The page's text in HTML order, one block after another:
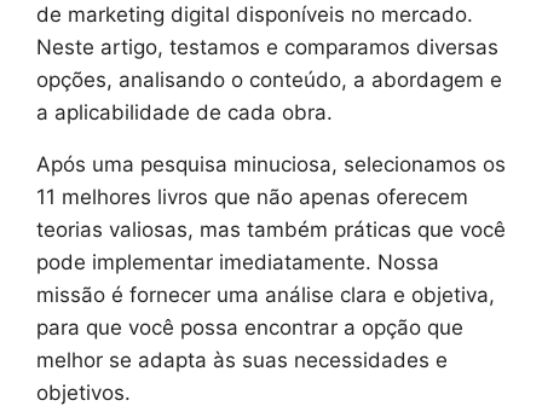
de marketing digital disponíveis no mercado.
Neste artigo, testamos e comparamos diversas
opções, analisando o conteúdo, a abordagem e
a aplicabilidade de cada obra.
Após uma pesquisa minuciosa, selecionamos os
11 melhores livros que não apenas oferecem
teorias valiosas, mas também práticas que você
pode implementar imediatamente. Nossa
missão é fornecer uma análise clara e objetiva,
para que você possa encontrar a opção que
melhor se adapta às suas necessidades e
objetivos.